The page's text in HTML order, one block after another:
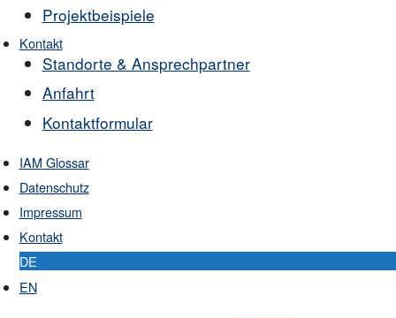
Projektbeispiele
Kontakt
Standorte & Ansprechpartner
Anfahrt
Kontaktformular
IAM Glossar
Datenschutz
Impressum
Kontakt
DE
EN